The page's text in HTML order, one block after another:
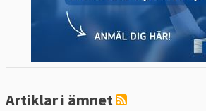
Artiklar i ämnet